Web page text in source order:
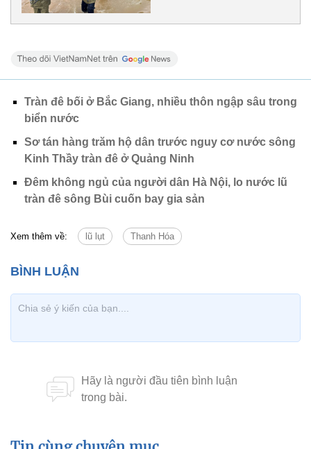
Tràn đê bối ở Bắc Giang, nhiều thôn ngập sâu trong
biển nước
Sơ tán hàng trăm hộ dân trước nguy cơ nước sông
Kinh Thầy tràn đê ở Quảng Ninh
Đêm không ngủ của người dân Hà Nội, lo nước lũ
tràn đê sông Bùi cuốn bay gia sản
Xem thêm về: lũ lụt Thanh Hóa